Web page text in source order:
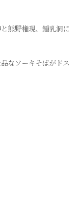
熊野権現、鍾乳洞に
なソーキそばがドス